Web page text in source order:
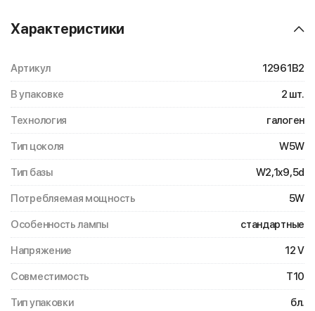
Характеристики
Артикул 12961B2
В упаковке 2 шт.
Технология галоген
Тип цоколя W5W
Тип базы W2,1x9,5d
Потребляемая мощность 5W
Особенность лампы стандартные
Напряжение 12 V
Совместимость T10
Тип упаковки бл.